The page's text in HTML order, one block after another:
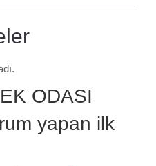
ODASI
yapan ilk